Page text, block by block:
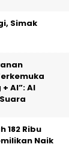
Simak
AI”: AI
182 Ribu
Naik